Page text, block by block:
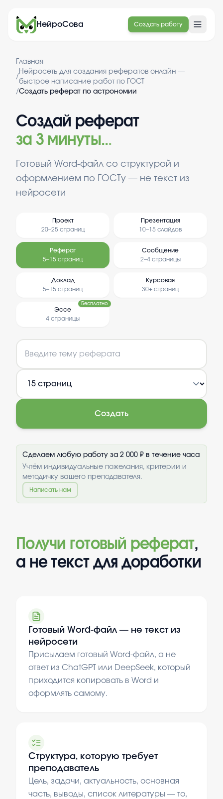
НейроСова Создать работу
Главная
/
Нейросеть для создания рефератов онлайн —
быстрое написание работ по ГОСТ
/Создать реферат по астрономии
Создай реферат
за 3 минуты...
Готовый Word-файл со структурой и
оформлением по ГОСТу — не текст из
нейросети
Проект
20–25 страниц
Презентация
10–15 слайдов
Реферат
5–15 страниц
Сообщение
2–4 страницы
Доклад
5–15 страниц
Курсовая
30+ страниц
Эссе
4 страницы
Бесплатно
Создать
Сделаем любую работу за 2 000 ₽ в течение часа
Учтём индивидуальные пожелания, критерии и
методичку вашего преподавателя.
Написать нам
Получи готовый реферат,
а не текст для доработки
Готовый Word-файл — не текст из
нейросети
Присылаем готовый Word-файл, а не
ответ из ChatGPT или DeepSeek, который
приходится копировать в Word и
оформлять самому.
Структура, которую требует
преподаватель
Цель, задачи, актуальность, основная
часть, выводы, список литературы — то,